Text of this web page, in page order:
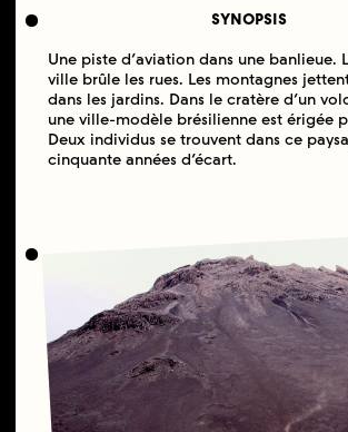
SYNOPSIS
Une piste d’aviation dans une banlieue.
ville brûle les rues. Les montagnes
dans les jardins. Dans le cratère d’un
une ville-modèle brésilienne est érigée
Deux individus se trouvent dans ce
cinquante années d’écart.